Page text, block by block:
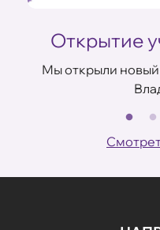
Открытие
Мы открыли новый